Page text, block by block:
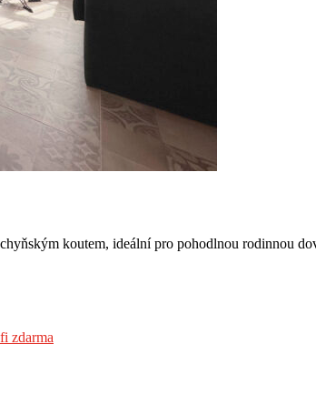
koutem, ideální pro pohodlnou rodinnou
zdarma